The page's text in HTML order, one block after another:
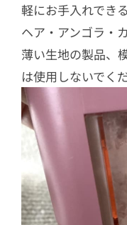
軽にお手入れでき
ヘア・アンゴラ・
薄い生地の製品、
は使用しないでく